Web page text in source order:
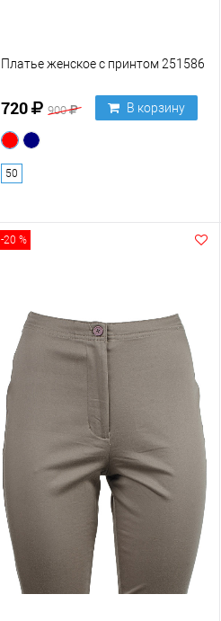
Платье женское с принтом 251586
720 900 В корзину
50
-20 %